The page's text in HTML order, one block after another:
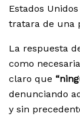
Estados
tratara de una
La respuesta
como
claro que
denunciando
y sin